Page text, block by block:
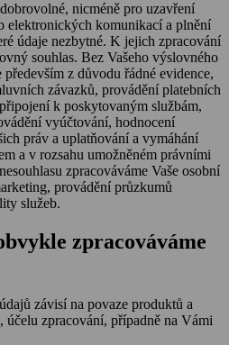
nicméně pro uzavření
elektronických komunikací a plnění
údaje nezbytné. K jejich zpracování
souhlas. Bez Vašeho výslovného
z důvodu řádné evidence,
závazků, provádění platebních
k poskytovaným službám,
vyúčtování, hodnocení
práv a uplatňování a vymáhání
a v rozsahu umožněném právními
zpracováváme Vaše osobní
provádění průzkumů
služeb.
zpracováváme
závisí na povaze produktů a
účelu zpracování, případně na Vámi